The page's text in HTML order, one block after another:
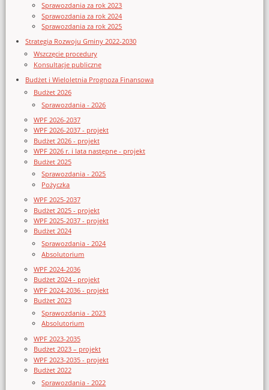
Sprawozdania za rok 2023
Sprawozdania za rok 2024
Sprawozdania za rok 2025
Strategia Rozwoju Gminy 2022-2030
Wszczęcie procedury
Konsultacje publiczne
Budżet i Wieloletnia Prognoza Finansowa
Budżet 2026
Sprawozdania - 2026
WPF 2026-2037
WPF 2026-2037 - projekt
Budżet 2026 - projekt
WPF 2026 r. i lata następne - projekt
Budżet 2025
Sprawozdania - 2025
Pożyczka
WPF 2025-2037
Budżet 2025 - projekt
WPF 2025-2037 - projekt
Budżet 2024
Sprawozdania - 2024
Absolutorium
WPF 2024-2036
Budżet 2024 - projekt
WPF 2024-2036 - projekt
Budżet 2023
Sprawozdania - 2023
Absolutorium
WPF 2023-2035
Budżet 2023 – projekt
WPF 2023-2035 - projekt
Budżet 2022
Sprawozdania - 2022